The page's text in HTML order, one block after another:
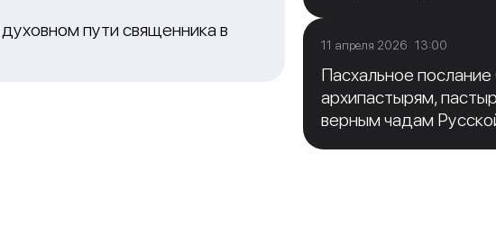
пути священника в
11 апреля 2026 13:00
Пасхальное
архипастырям,
верным чадам